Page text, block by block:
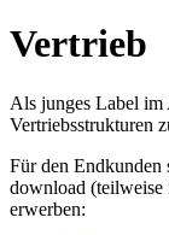
Vertrieb
Als junges Label im
Vertriebsstrukturen
Für den Endkunden
download (teilweise
erwerben: